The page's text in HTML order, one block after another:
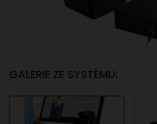
GALERIE ZE SYSTÉMU: